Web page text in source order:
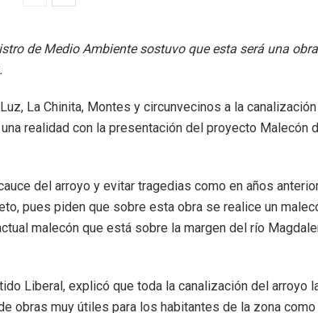
de Medio Ambiente sostuvo que esta será una
La Chinita, Montes y circunvecinos a la
realidad con la presentación del proyecto Malecón
del arroyo y evitar tragedias como en años
pues piden que sobre esta obra se realice un
malecón que está sobre la margen del río
Liberal, explicó que toda la canalización del arroyo
obras muy útiles para los habitantes de la zona como